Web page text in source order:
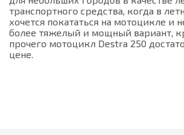
транспортного средства, когда в
хочется покататься на мотоцикле и
более тяжелый и мощный вариант,
прочего мотоцикл Destra 250
цене.